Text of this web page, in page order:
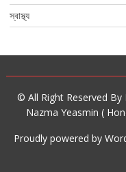
স্বাস্থ্য
© All Right Reserved By
Nazma Yeasmin (
Proudly powered by